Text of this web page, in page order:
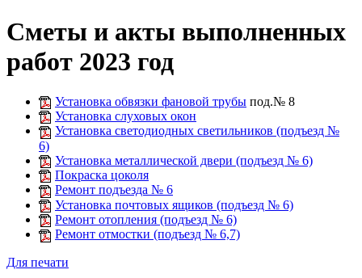
Сметы и акты выполненных
работ 2023 год
Установка обвязки фановой трубы под.№ 8
Установка слуховых окон
Установка светодиодных светильников (подъезд №
6)
Установка металлической двери (подъезд № 6)
Покраска цоколя
Ремонт подъезда № 6
Установка почтовых ящиков (подъезд № 6)
Ремонт отопления (подъезд № 6)
Ремонт отмостки (подъезд № 6,7)
Для печати